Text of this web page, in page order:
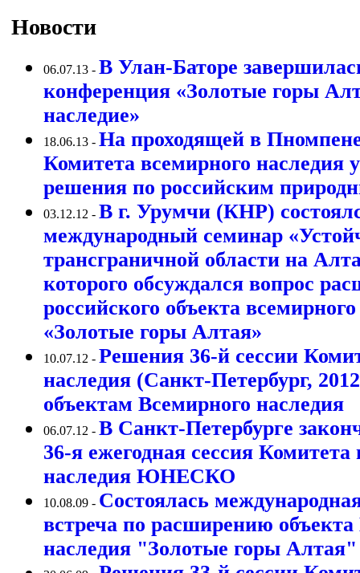
Новости
06.07.13 - В Улан-Баторе
конференция «Золотые горы
наследие»
18.06.13 - На проходящей в
Комитета всемирного наследия
решения по российским
03.12.12 - В г. Урумчи (КНР)
международный семинар
трансграничной области на
которого обсуждался вопрос
российского объекта
«Золотые горы Алтая»
10.07.12 - Решения 36-й сессии
наследия (Санкт-Петербург,
объектам Всемирного наследия
06.07.12 - В Санкт-Петербурге
36-я ежегодная сессия Комитета
наследия ЮНЕСКО
10.08.09 - Состоялась
встреча по расширению
наследия "Золотые горы Алтая"